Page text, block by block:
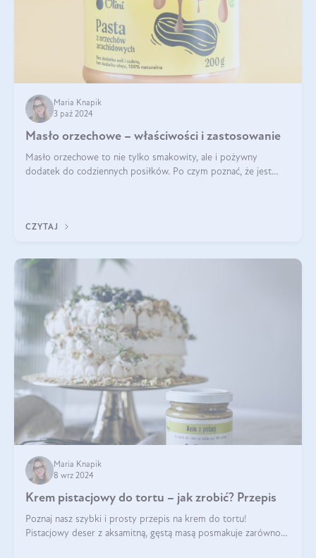
Maria Knapik
3 paź 2024
Masło orzechowe – właściwości i zastosowanie
Masło orzechowe to nie tylko smakowity, ale i pożywny
dodatek do codziennych posiłków. Po czym poznać, że jest
CZYTAJ
Maria Knapik
8 wrz 2024
Krem pistacjowy do tortu – jak zrobić? Przepis
Poznaj nasz szybki i prosty przepis na krem do tortu!
Pistacjowy deser z aksamitną, gęstą masą posmakuje zarówno